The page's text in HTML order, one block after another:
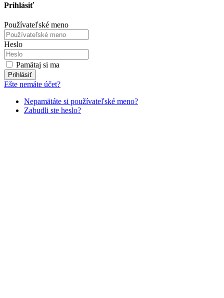
Prihlásiť
Používateľské meno
Heslo
Pamätaj si ma
Prihlásiť
Ešte nemáte účet?
Nepamätáte si používateľské meno?
Zabudli ste heslo?